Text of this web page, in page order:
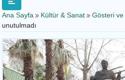
Ana Sayfa Kültür & Sanat Gösteri
unutulmadı